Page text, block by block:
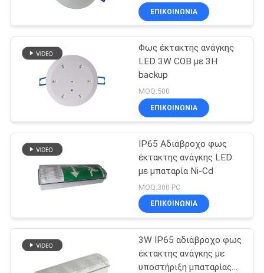
Έκτακτη ανάγκη
Downlight
οδηγήσεων
20
Μόνα εξεταστικά
φω'τα έκτακτης
ανάγκης
ΕΠΙΚΟΙΝΩΝΊΑ
Φως έκτακτης ανάγκης
LED 3W COB με 3H
backup
MOQ:500
ΕΠΙΚΟΙΝΩΝΊΑ
IP65 Αδιάβροχο φως
έκτακτης ανάγκης LED
με μπαταρία Ni-Cd
MOQ:300 PC
ΕΠΙΚΟΙΝΩΝΊΑ
3W IP65 αδιάβροχο φως
έκτακτης ανάγκης με
υποστήριξη μπαταρίας